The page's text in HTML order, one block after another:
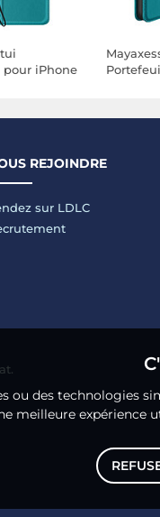
iPhone
REJOINDRE
sur LDLC
ou des technologies
meilleure expérience